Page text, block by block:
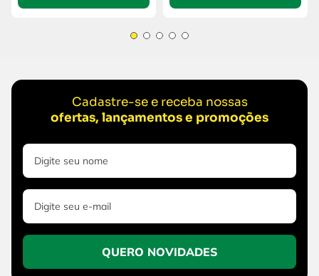
Cadastre-se e receba nossas
ofertas, lançamentos e promoções
QUERO NOVIDADES